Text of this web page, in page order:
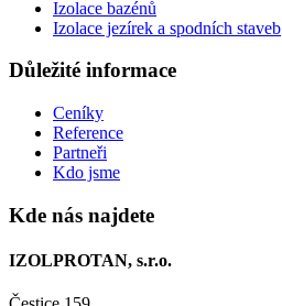
Izolace bazénů
Izolace jezírek a spodních staveb
Důležité informace
Ceníky
Reference
Partneři
Kdo jsme
Kde nás najdete
IZOLPROTAN, s.r.o.